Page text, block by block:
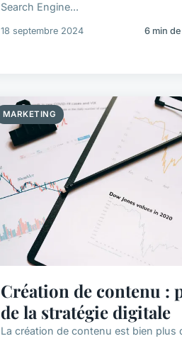
Search Engine...
18 septembre 2024 6 min
MARKETING
Création de contenu :
de la stratégie digitale
La création de contenu est bien plus